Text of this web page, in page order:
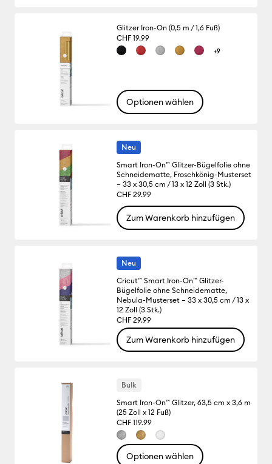
Glitzer Iron-On (0,5 m / 1,6 Fuß)
CHF 19.99
+9
Optionen wählen
Neu
Smart Iron-On™ Glitzer-Bügelfolie ohne
Schneidematte, Froschkönig-Musterset
– 33 x 30,5 cm / 13 x 12 Zoll (3 Stk.)
CHF 29.99
Zum Warenkorb hinzufügen
Neu
Cricut™ Smart Iron-On™ Glitzer-
Bügelfolie ohne Schneidematte,
Nebula-Musterset – 33 x 30,5 cm / 13 x
12 Zoll (3 Stk.)
CHF 29.99
Zum Warenkorb hinzufügen
Bulk
Smart Iron-On™ Glitzer, 63,5 cm x 3,6 m
(25 Zoll x 12 Fuß)
CHF 119.99
Optionen wählen